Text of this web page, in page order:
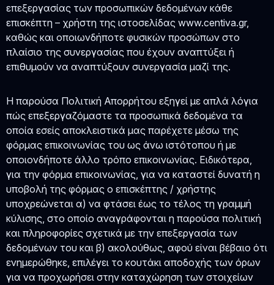
επεξεργασίας των προσωπικών δεδομένων κάθε
επισκέπτη – χρήστη της ιστοσελίδας www.centiva.gr,
καθώς και οποιωνδήποτε φυσικών προσώπων στο
πλαίσιο της συνεργασίας που έχουν αναπτύξει ή
επιθυμούν να αναπτύξουν συνεργασία μαζί της.
Η παρούσα Πολιτική Απορρήτου εξηγεί με απλά λόγια
πώς επεξεργαζόμαστε τα προσωπικά δεδομένα τα
οποία εσείς αποκλειστικά μας παρέχετε μέσω της
φόρμας επικοινωνίας του ως άνω ιστότοπου ή με
οποιονδήποτε άλλο τρόπο επικοινωνίας. Ειδικότερα,
για την φόρμα επικοινωνίας, για να καταστεί δυνατή η
υποβολή της φόρμας ο επισκέπτης / χρήστης
υποχρεώνεται α) να φτάσει έως το τέλος τη γραμμή
κύλισης, στο οποίο αναγράφονται η παρούσα πολιτική
και πληροφορίες σχετικά με την επεξεργασία των
δεδομένων του και β) ακολούθως, αφού είναι βέβαιο ότι
ενημερώθηκε, επιλέγει το κουτάκι αποδοχής των όρων
για να προχωρήσει στην καταχώρηση των στοιχείων